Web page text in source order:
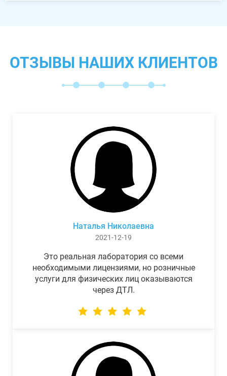
ОТЗЫВЫ НАШИХ КЛИЕНТОВ
Наталья Николаевна
2021-12-19
Это реальная лаборатория со всеми
необходимыми лицензиями, но розничные
услуги для физических лиц оказываются
через ДТЛ.